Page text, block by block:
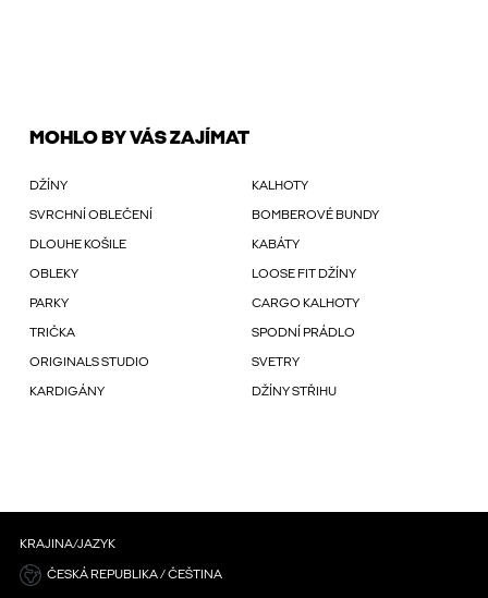
MOHLO BY VÁS ZAJÍMAT
DŽÍNY KALHOTY
SVRCHNÍ OBLEČENÍ BOMBEROVÉ BUNDY
DLOUHE KOŠILE KABÁTY
OBLEKY LOOSE FIT DŽÍNY
PARKY CARGO KALHOTY
TRIČKA SPODNÍ PRÁDLO
ORIGINALS STUDIO SVETRY
KARDIGÁNY DŽÍNY STŘIHU
KRAJINA/JAZYK
ČESKÁ REPUBLIKA / ČEŠTINA